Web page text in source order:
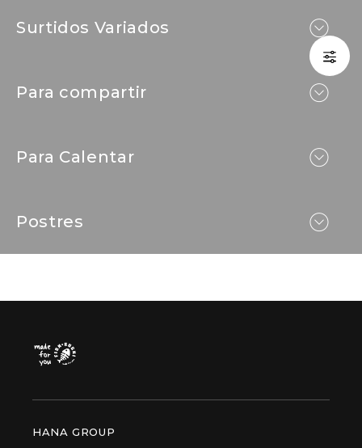
Surtidos Variados
Para compartir
Para Calentar
Postres
HANA GROUP